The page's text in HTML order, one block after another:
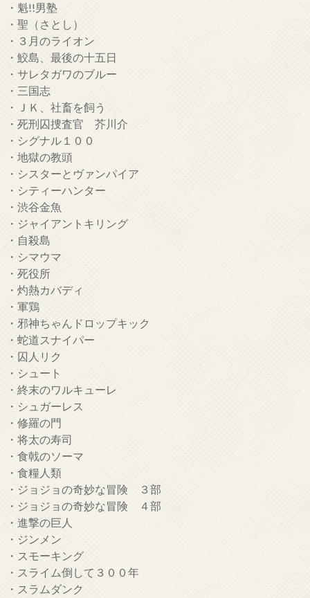
・魁!!男塾
・聖（さとし）
・３月のライオン
・鮫島、最後の十五日
・サレタガワのブルー
・三国志
・ＪＫ、社畜を飼う
・死刑囚捜査官 芥川介
・シグナル１００
・地獄の教頭
・シスターとヴァンパイア
・シティーハンター
・渋谷金魚
・ジャイアントキリング
・自殺島
・シマウマ
・死役所
・灼熱カバディ
・軍鶏
・邪神ちゃんドロップキック
・蛇道スナイパー
・囚人リク
・シュート
・終末のワルキューレ
・シュガーレス
・修羅の門
・将太の寿司
・食戟のソーマ
・食糧人類
・ジョジョの奇妙な冒険 ３部
・ジョジョの奇妙な冒険 ４部
・進撃の巨人
・ジンメン
・スモーキング
・スライム倒して３００年
・スラムダンク